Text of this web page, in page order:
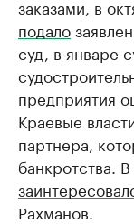
заказами, в
подало
суд, в январе
предприятия
Краевые
партнера,
банкротства.
Рахманов.